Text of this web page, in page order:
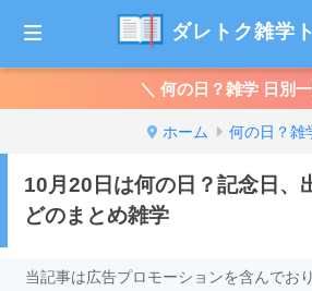
ダレトク雑学
＼ 何の日？雑学 日別
ホーム 何の日？雑
10月20日は何の日？記念日、
どのまとめ雑学
当記事は広告プロモーションを含んでお